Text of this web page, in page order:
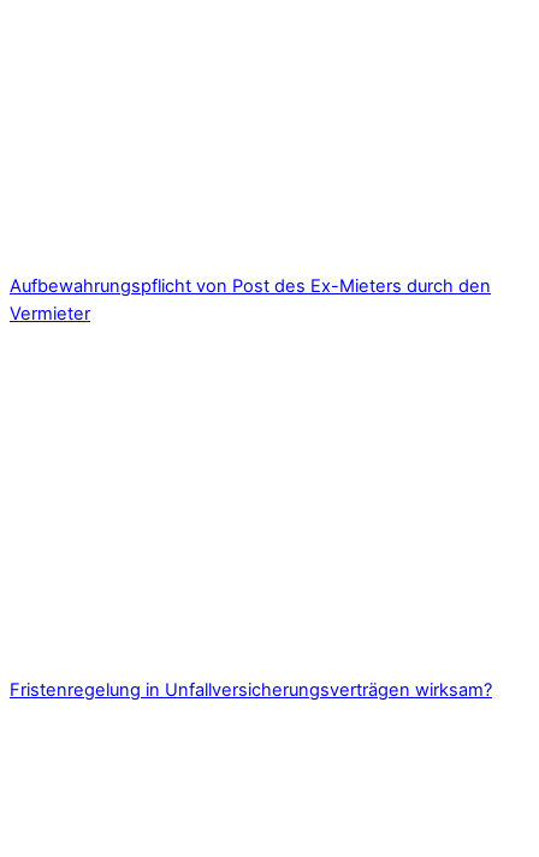
Aufbewahrungspflicht von Post des Ex-Mieters durch den
Vermieter
Fristenregelung in Unfallversicherungsverträgen wirksam?